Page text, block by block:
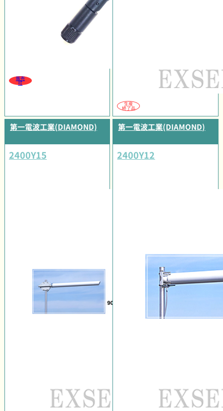
販売
可
生産
終了品
第一電波工業(DIAMOND)
2400Y15
第一電波工業(DIAMOND)
2400Y12